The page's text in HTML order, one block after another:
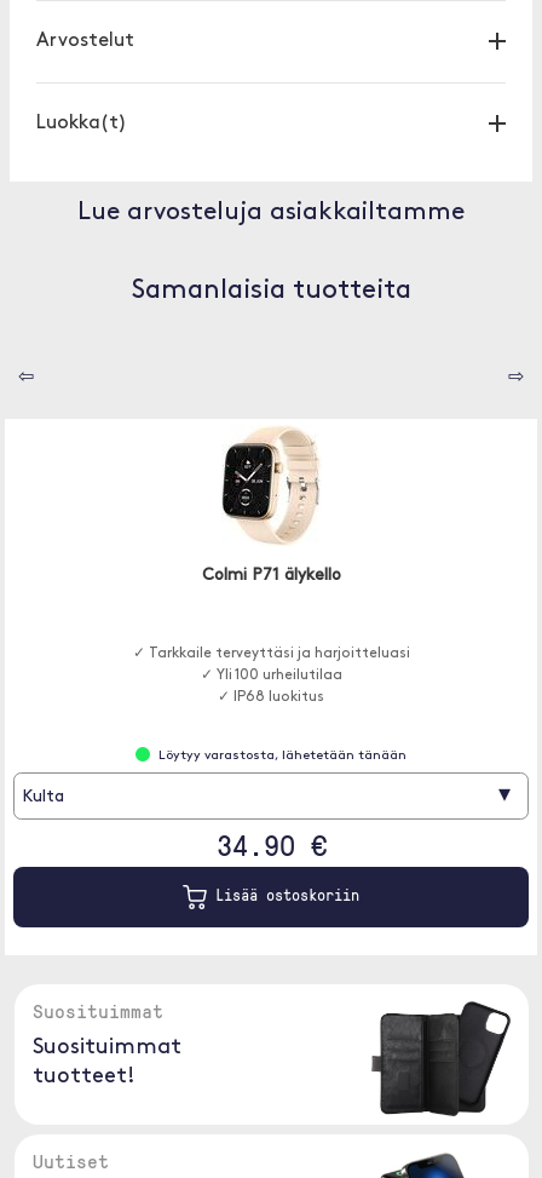
Arvostelut
Luokka(t)
Lue arvosteluja asiakkailtamme
Samanlaisia tuotteita
⇦ ⇨
Colmi P71 älykello
✓ Tarkkaile terveyttäsi ja harjoitteluasi
✓ Yli 100 urheilutilaa
✓ IP68 luokitus
Löytyy varastosta, lähetetään tänään
Kulta ▾
34.90 €
Lisää ostoskoriin
Suosituimmat
Suosituimmat
tuotteet!
Uutiset